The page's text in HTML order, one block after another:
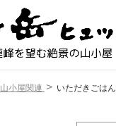
山小屋関連 いただきごはん